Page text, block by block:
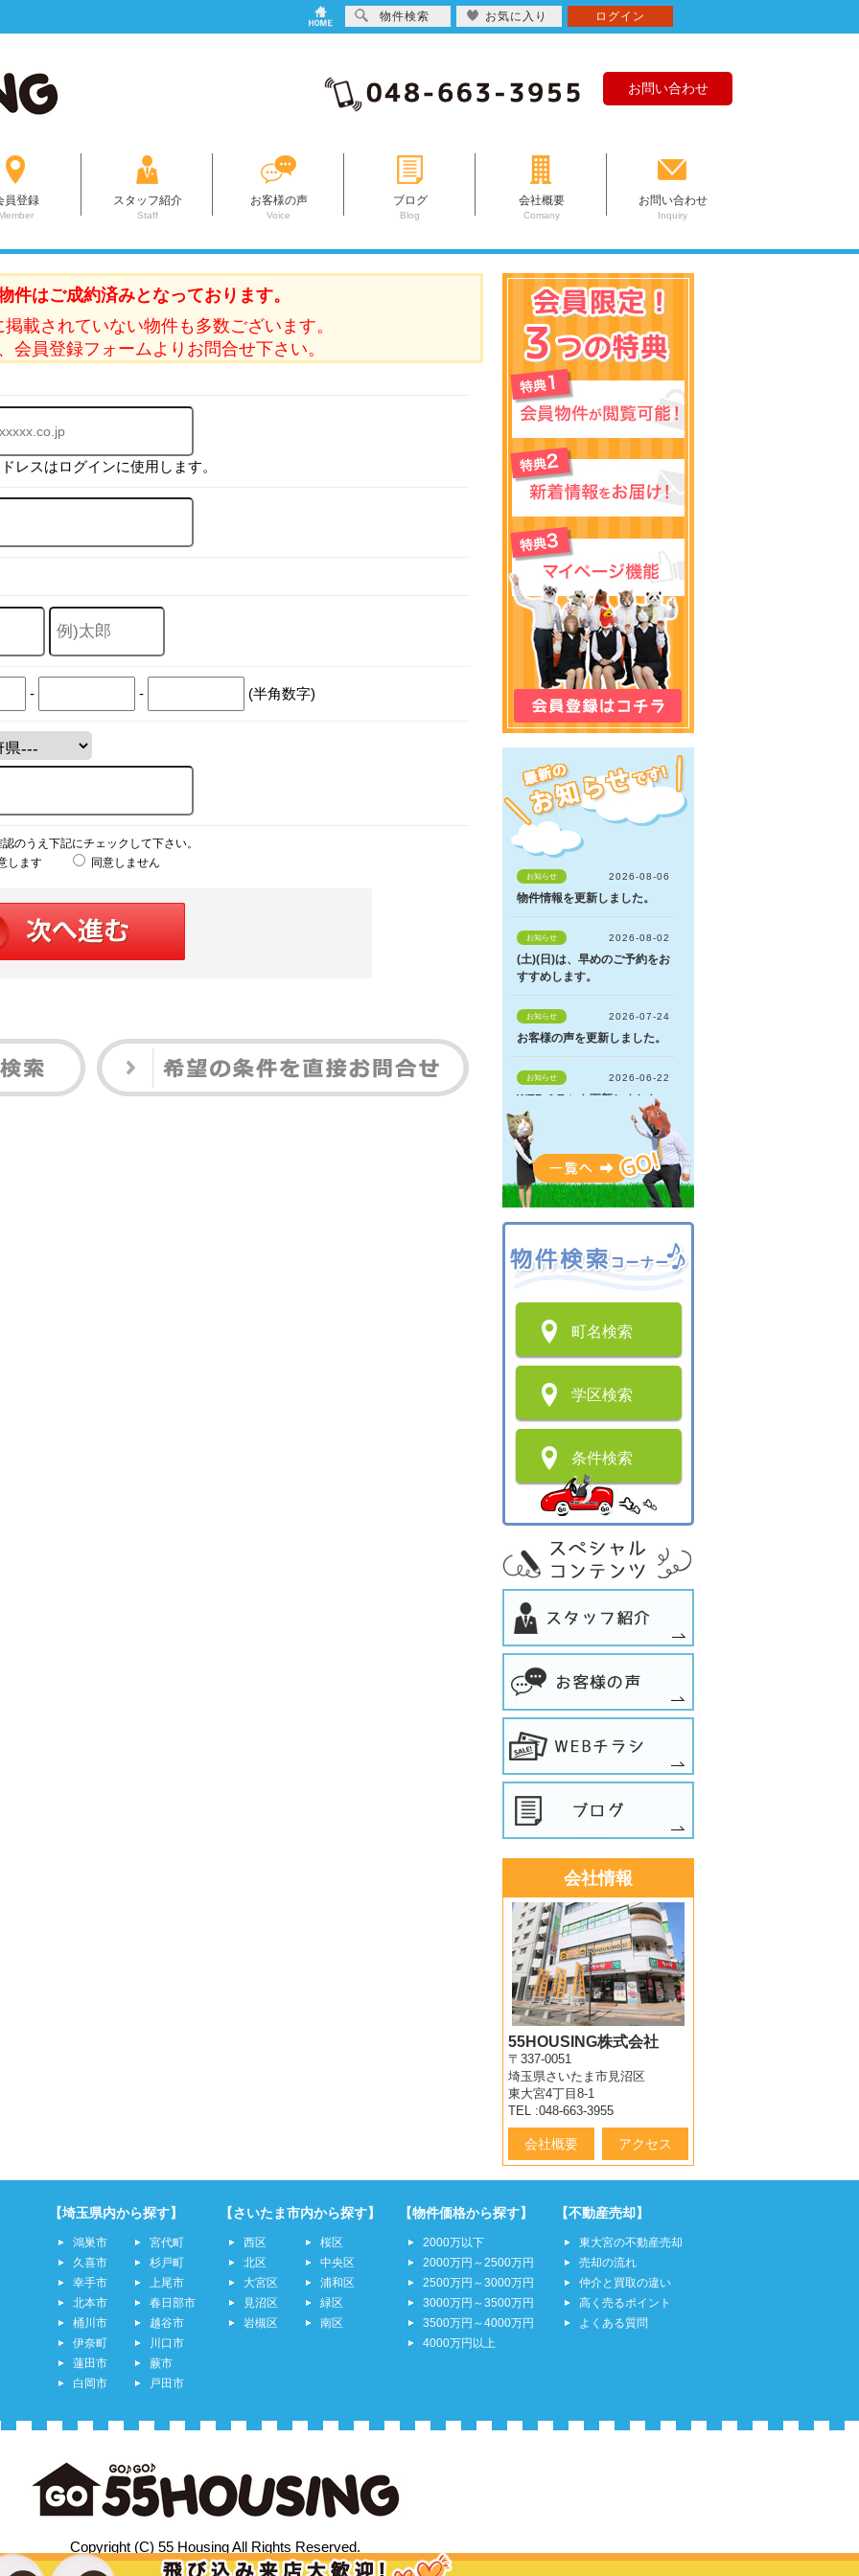
お問い合わせ
員登録 スタッフ紹介
Staff
お客様の声
Voice
ブログ
Blog
会社概要
Comany
お問い合わせ
Inquiry
件はご成約済みとなっております。
載されていない物件も多数ございます。
会員登録フォームよりお問合せ下さい。
レスはログインに使用します。
- - (半角数字)
のうえ下記にチェックして下さい。
します
同意しません
町名検索
学区検索
条件検索
会社情報
55HOUSING株式会社
〒337-0051
埼玉県さいたま市見沼区
東大宮4丁目8-1
TEL :048-663-3955
会社概要 アクセス
【埼玉県内から探す】
鴻巣市
久喜市
幸手市
北本市
桶川市
伊奈町
蓮田市
白岡市
宮代町
杉戸町
上尾市
春日部市
越谷市
川口市
蕨市
戸田市
【さいたま市内から探す】
西区
北区
大宮区
見沼区
岩槻区
桜区
中央区
浦和区
緑区
南区
【物件価格から探す】
2000万以下
2000万円～2500万円
2500万円～3000万円
3000万円～3500万円
3500万円～4000万円
4000万円以上
【不動産売却】
東大宮の不動産売却
売却の流れ
仲介と買取の違い
高く売るポイント
よくある質問
Copyright (C) 55 Housing All Rights Reserved.
物件検索 お気に入り ログイン